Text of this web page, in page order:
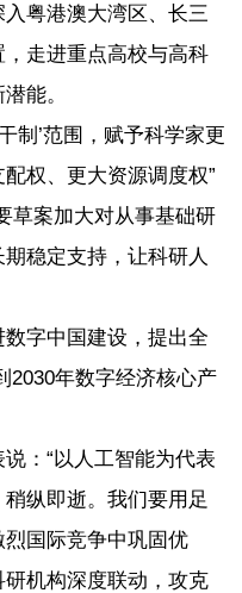
粤港澳大湾区、长三
走进重点高校与高科
能。
制’范围，赋予科学家更
权、更大资源调度权”
案加大对从事基础研
稳定支持，让科研人
字中国建设，提出全
2030年数字经济核心产
：“以人工智能为代表
纵即逝。我们要用足
国际竞争中巩固优
机构深度联动，攻克